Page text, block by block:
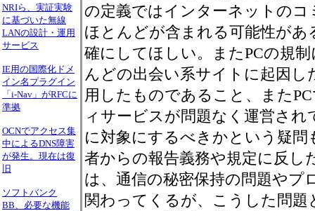
NRIら、実証実験
に基づいた無線
LANの設計・運用
サービス
IE用の国際化ドメ
イン名プラグイン
「i-Nav」がRFCに
準拠
OCNでアクセス集
中によるDNS障害
が発生。現在は復
旧
ソフトバンク
BB、必要な機能
の定義ではインターネットの
ほとんどが含まれる可能性が
確にしてほしい。またPCの規
んどの出会い系サイトに起因し
用したものであること、また
ィサービスが問題なく運営され
に対象にするべきかという疑問
者からの報告義務や規定に反し
は、通信の秘密保持の問題やプ
関わってくるが、こうした問題